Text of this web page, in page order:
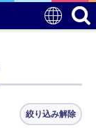
絞り込み解除